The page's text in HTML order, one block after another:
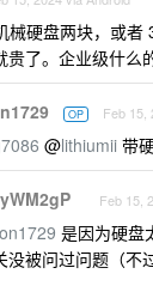
械硬盘两块，或
了。企业级什么
OP Feb 15,
@lithiumii 带
Feb 15,
是因为硬盘
没被问过问题（不